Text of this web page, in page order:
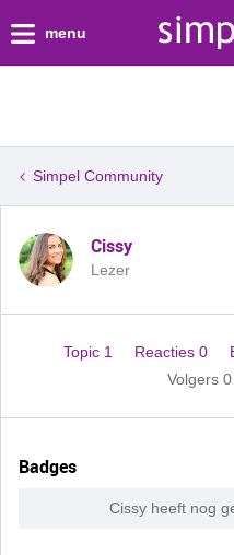
menu
Simpel Community
Cissy
Lezer
Topic 1 Reacties 0
Volgers 0
Badges
Cissy heeft nog